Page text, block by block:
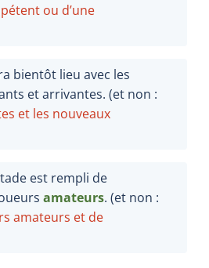
ou d’une
bientôt lieu avec les
et arrivantes. (et non :
et les nouveaux
est rempli de
amateurs. (et non :
amateurs et de